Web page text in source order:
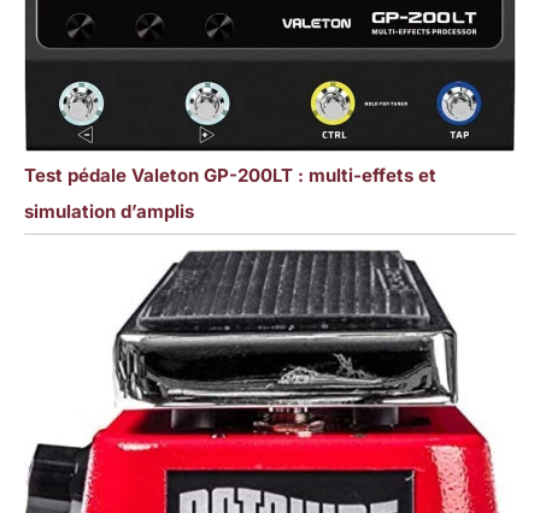
Test pédale Valeton GP-200LT : multi-effets et
simulation d’amplis